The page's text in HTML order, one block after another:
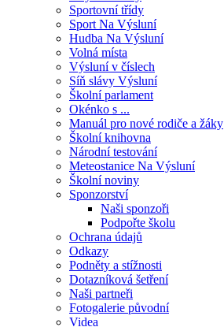
Sportovní třídy
Sport Na Výsluní
Hudba Na Výsluní
Volná místa
Výsluní v číslech
Síň slávy Výsluní
Školní parlament
Okénko s ...
Manuál pro nové rodiče a žáky
Školní knihovna
Národní testování
Meteostanice Na Výsluní
Školní noviny
Sponzorství
Naši sponzoři
Podpořte školu
Ochrana údajů
Odkazy
Podněty a stížnosti
Dotazníková šetření
Naši partneři
Fotogalerie původní
Videa